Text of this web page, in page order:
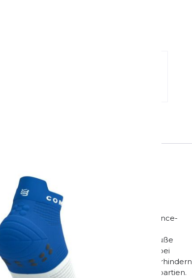
Wahl für Läufer, die niedrige Performance-
sorgt für ein stabiles, bequemes
fördern Luftzirkulation und halten die Füße
Muskulatur und reduziert Ermüdung bei
und Zehen schützen vor Reibung und verhindern
weniger Druck auf empfindliche Fußpartien.